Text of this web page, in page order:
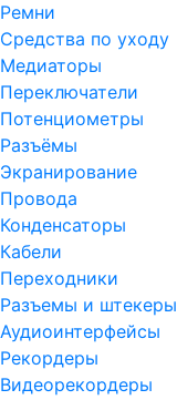
Ремни
Средства по уходу
Медиаторы
Переключатели
Потенциометры
Разъёмы
Экранирование
Провода
Конденсаторы
Кабели
Переходники
Разъемы и штекеры
Аудиоинтерфейсы
Рекордеры
Видеорекордеры